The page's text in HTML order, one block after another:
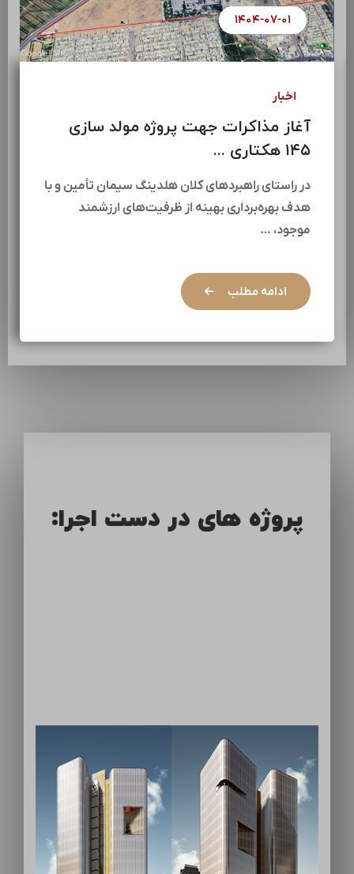
۱۴۰۴-۰۷-۰۱
اخبار
آغاز مذاکرات جهت پروژه مولد سازی
۱۴۵ هکتاری ...
در راستای راهبردهای کلان هلدینگ سیمان تأمین و با
هدف بهره‌برداری بهینه از ظرفیت‌های ارزشمند
موجود، …
ادامه مطلب
پروژه های در دست اجرا: